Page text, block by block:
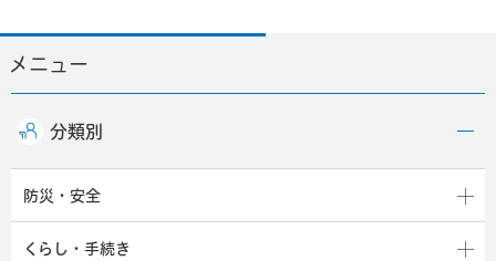
メニュー
分類別
防災・安全
くらし・手続き